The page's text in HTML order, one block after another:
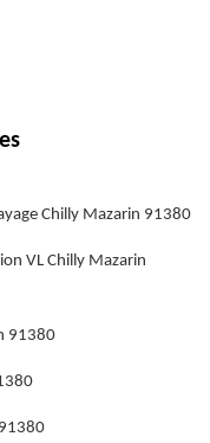
Chilly Mazarin 91380
VL Chilly Mazarin
91380